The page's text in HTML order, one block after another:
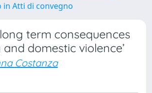
in Atti di convegno
term consequences
domestic violence’
Costanza